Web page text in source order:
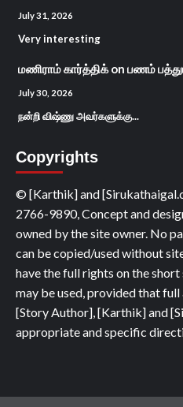
July 31, 2026
Very interesting
மணிராம் கார்த்திக்on பணம்
July 30, 2026
நன்றி விஷ்ணு அவர்களுக்கு...
Copyrights
© [Karthik] and
2766-9890, Concept and
owned by the site owner. No
can be copied/used without
have the full rights on the
may be used, provided that
[Story Author], [Karthik] and
appropriate and specific